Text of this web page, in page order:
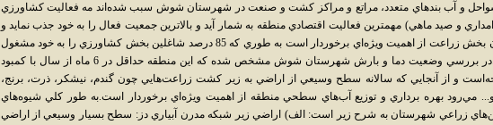
سواحل و آب بندهاي متعدد، مراتع و مراکز کشت و صنعت در شهرستان شوش سبب شده‌اند مه فعاليت کشاورزي
و صيد ماهي) مهمترين فعاليت اقتصادي منطقه به شمار آيد و بالاترين جمعيت فعال را به خود جذب نمايد و
در اين ميان بخش زراعت از اهميت ويژه‌اي برخوردار است به طوري که 85 درصد شاغلين بخش کشاورزي را به خود مشغول
کرده‌است.در بررسي وضعيت دما و بارش شهرستان شوش مشخص شده که اين منطقه حداقل در 6 ماه از سال با کمبود
و از آنجايي که سالانه سطح وسيعي از اراضي به زير کشت زراعت‌هايي چون گندم، نيشکر، ذرت، برنج،
مي‌رود بهره برداري و توزيع آب‌هاي سطحي منطقه از اهميت ويژه‌اي برخوردار است.به طور کلي شيوه‌هاي
زراعي شهرستان به شرح زير است: الف) اراضي زير شبکه مدرن آبياري دز: سطح بسيار وسيعي از اراضي